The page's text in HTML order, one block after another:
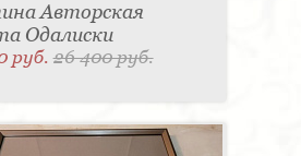
Авторская
Одалиски
руб.26 400 руб.